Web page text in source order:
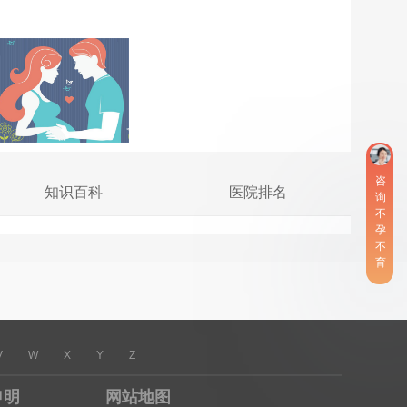
知识百科 医院排名
咨
询
不
孕
不
育
W X Y Z
网站地图